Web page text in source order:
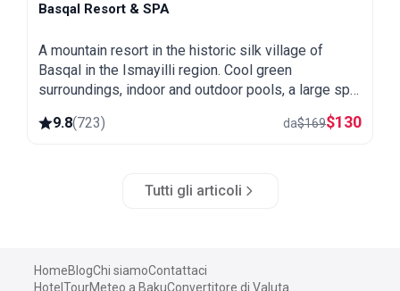
Basqal
Basqal Resort & SPA
A mountain resort in the historic silk village of
Basqal in the Ismayilli region. Cool green
surroundings, indoor and outdoor pools, a large spa
and easy trips to Lahij and the Ismayilli mountains.
9.8(723) da$169$130
Tutti gli articoli
HomeBlogChi siamoContattaci
Hotel TourMeteo a BakuConvertitore di Valuta